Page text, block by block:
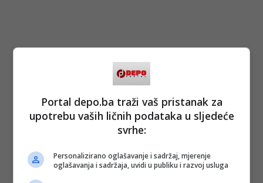
Portal depo.ba traži vaš pristanak za
upotrebu vaših ličnih podataka u sljedeće
svrhe:
Personalizirano oglašavanje i sadržaj, mjerenje
oglašavanja i sadržaja, uvidi u publiku i razvoj usluga